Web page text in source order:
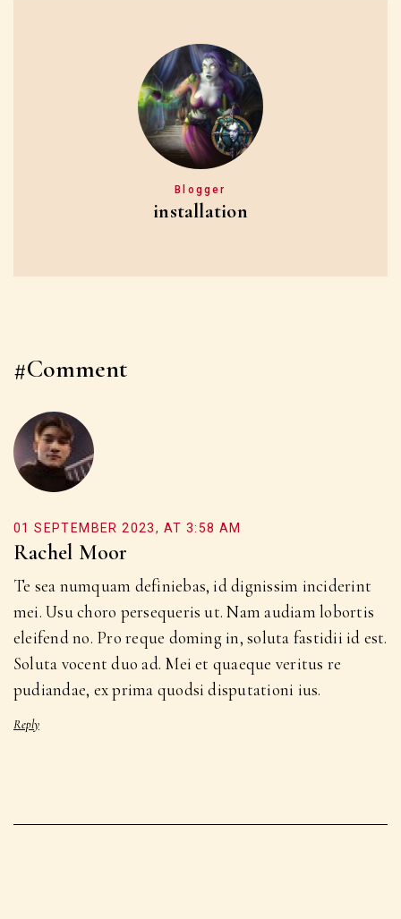
Blogger
installation
#Comment
01 SEPTEMBER 2023, AT 3:58 AM
Rachel Moor
Te sea numquam definiebas, id dignissim inciderint
mei. Usu choro persequeris ut. Nam audiam lobortis
eleifend no. Pro reque doming in, soluta fastidii id est.
Soluta vocent duo ad. Mei et quaeque veritus re
pudiandae, ex prima quodsi disputationi ius.
Reply